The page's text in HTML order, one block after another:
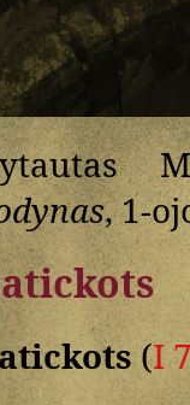
, 1-
(I